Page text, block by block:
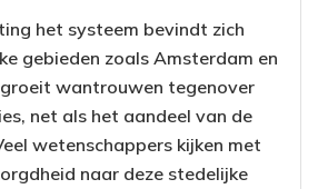
het systeem bevindt zich
gebieden zoals Amsterdam en
wantrouwen tegenover
net als het aandeel van de
wetenschappers kijken met
naar deze stedelijke